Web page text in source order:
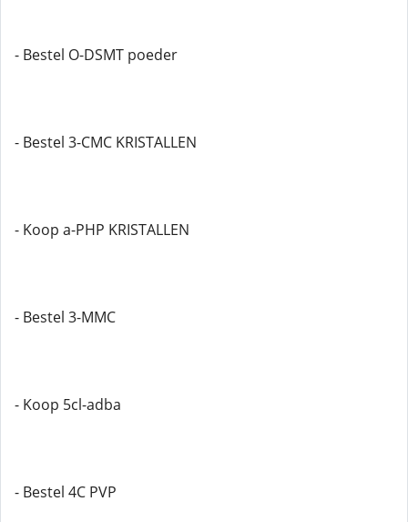
- Bestel O-DSMT poeder
- Bestel 3-CMC KRISTALLEN
- Koop a-PHP KRISTALLEN
- Bestel 3-MMC
- Koop 5cl-adba
- Bestel 4C PVP